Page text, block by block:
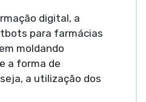
digital, a
para farmácias
moldando
a forma de
a utilização dos